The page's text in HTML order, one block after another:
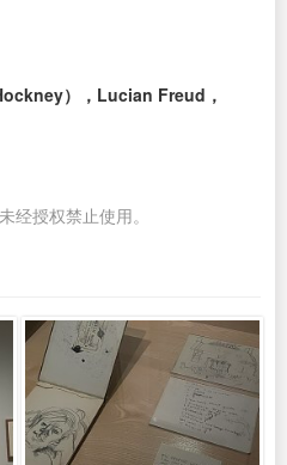
），Lucian Freud，
授权禁止使用。